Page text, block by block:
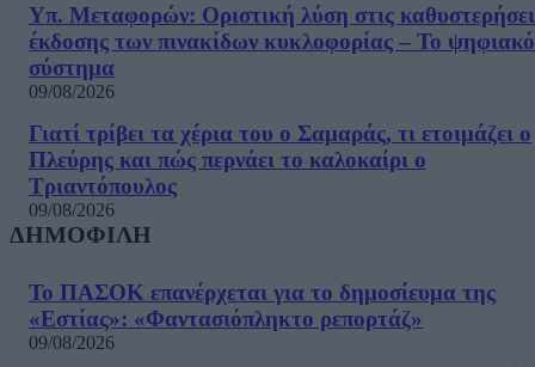
Υπ. Μεταφορών: Οριστική λύση στις
έκδοσης των πινακίδων κυκλοφορίας – Το ψηφιακό
σύστημα
09/08/2026
Γιατί τρίβει τα χέρια του ο Σαμαράς, τι ετοιμάζει ο
Πλεύρης και πώς περνάει το καλοκαίρι ο
Τριαντόπουλος
09/08/2026
ΔΗΜΟΦΙΛΗ
Το ΠΑΣΟΚ επανέρχεται για το δημοσίευμα της
«Εστίας»: «Φαντασιόπληκτο ρεπορτάζ»
09/08/2026